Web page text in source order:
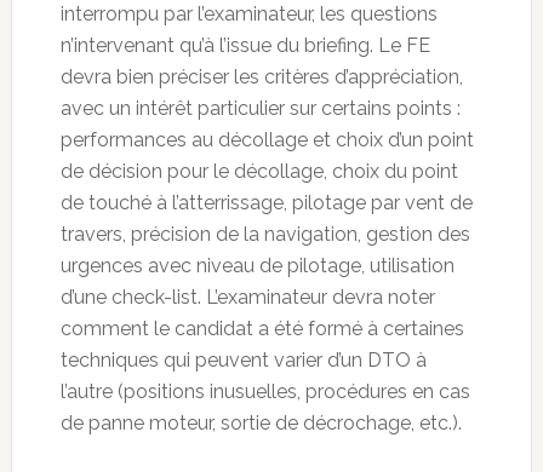
interrompu par l’examinateur, les questions
n’intervenant qu’à l’issue du briefing. Le FE
devra bien préciser les critères d’appréciation,
avec un intérêt particulier sur certains points :
performances au décollage et choix d’un point
de décision pour le décollage, choix du point
de touché à l’atterrissage, pilotage par vent de
travers, précision de la navigation, gestion des
urgences avec niveau de pilotage, utilisation
d’une check-list. L’examinateur devra noter
comment le candidat a été formé à certaines
techniques qui peuvent varier d’un DTO à
l’autre (positions inusuelles, procédures en cas
de panne moteur, sortie de décrochage, etc.).